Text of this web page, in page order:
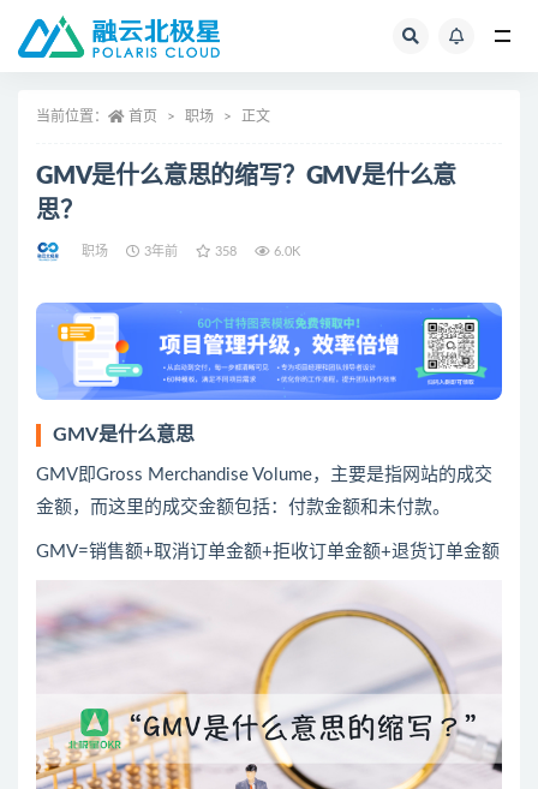
当前位置： 首页 职场 正文
GMV是什么意思的缩写？GMV是什么意
思？
职场 3年前 358 6.0K
GMV是什么意思
GMV即Gross Merchandise Volume，主要是指网站的成交
金额，而这里的成交金额包括：付款金额和未付款。
GMV=销售额+取消订单金额+拒收订单金额+退货订单金额